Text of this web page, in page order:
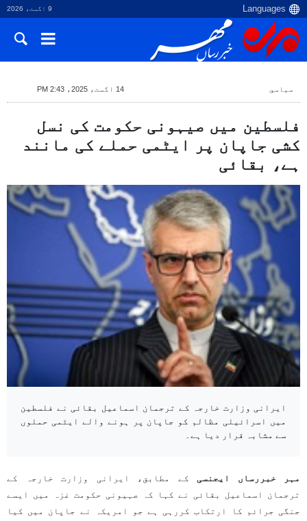
9 اگست، 2026
سياسي 14 اگست، 2025، 2:43 PM
فلسطین میں صیہونی حکومت کی نسل
کشی جاپان پر ایٹمی حملے کی مانند
ہے، بقائی
ایرانی وزارت خارجہ کے ترجمان اسماعیل بقائی نے فلسطین
میں اسرائیلی مظالم کو جاپان پر ہونے والے ایٹمی حملوں
سے مشابہ قرار دیا ہے۔
مہر خبررساں ایجنسی کے مطابق، ایرانی وزارت خارجہ کے
ترجمان اسماعیل بقائی نے کہا کہ صہیونی حکومت غزہ میں ایسے
جنگی جرائم کا ارتکاب کررہی ہے جو امریکہ نے جاپان میں کیا